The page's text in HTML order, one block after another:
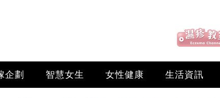
企劃 智慧女生 女性健康 生活資訊